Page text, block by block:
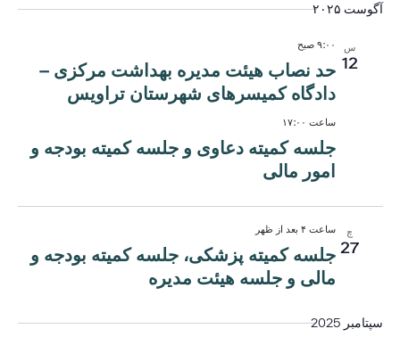
را
کنید.
آگوست ۲۰۲۵
س
12
۹:۰۰ صبح
حد نصاب هیئت مدیره بهداشت مرکزی –
دادگاه کمیسرهای شهرستان تراویس
ساعت ۱۷:۰۰
جلسه کمیته دعاوی و جلسه کمیته بودجه و
امور مالی
چ
27
ساعت ۴ بعد از ظهر
جلسه کمیته پزشکی، جلسه کمیته بودجه و
مالی و جلسه هیئت مدیره
سپتامبر 2025